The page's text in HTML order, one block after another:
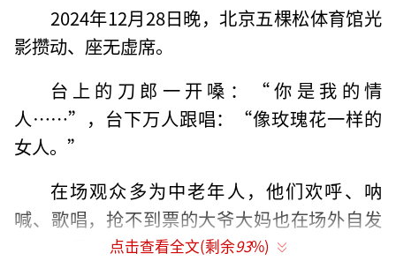
2024年12月28日晚，北京五棵松体育馆光
影攒动、座无虚席。
台上的刀郎一开嗓：“你是我的情
人……”，台下万人跟唱：“像玫瑰花一样的
女人。”
在场观众多为中老年人，他们欢呼、呐
喊、歌唱，抢不到票的大爷大妈也在场外自发
组织合唱，音浪此起彼伏。
点击查看全文(剩余93%)